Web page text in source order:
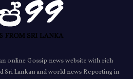
online Gossip news website with rich
Sri Lankan and world news Reporting in